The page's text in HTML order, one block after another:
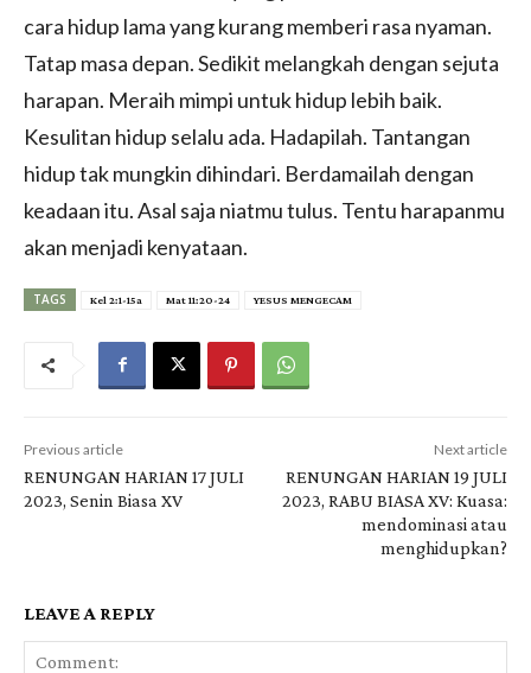
cara hidup lama yang kurang memberi rasa nyaman.
Tatap masa depan. Sedikit melangkah dengan sejuta
harapan. Meraih mimpi untuk hidup lebih baik.
Kesulitan hidup selalu ada. Hadapilah. Tantangan
hidup tak mungkin dihindari. Berdamailah dengan
keadaan itu. Asal saja niatmu tulus. Tentu harapanmu
akan menjadi kenyataan.
TAGS Kel 2:1-15a Mat 11:20-24 YESUS MENGECAM
Previous article
RENUNGAN HARIAN 17 JULI
2023, Senin Biasa XV
Next article
RENUNGAN HARIAN 19 JULI
2023, RABU BIASA XV: Kuasa:
mendominasi atau
menghidupkan?
LEAVE A REPLY